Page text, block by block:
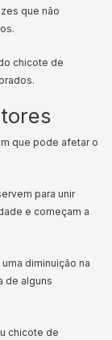
que não
chicote de
que pode afetar o
para unir
e começam a
diminuição na
de alguns
chicote de